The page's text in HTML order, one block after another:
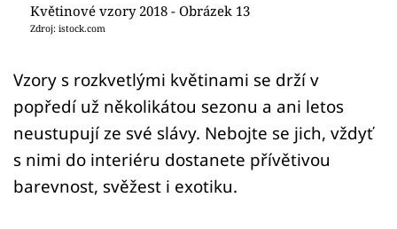
Sledujte nás
Květinové vzory 2018 - Obrázek 13
Zdroj: istock.com
Vzory s rozkvetlými květinami se drží v
popředí už několikátou sezonu a ani letos
neustupují ze své slávy. Nebojte se jich, vždyť
s nimi do interiéru dostanete přívětivou
barevnost, svěžest i exotiku.